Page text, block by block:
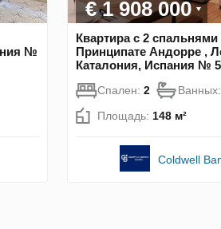
№
€ 1 908 000
Квартира с 2 спальнями
Принципате Андорре ,
Каталония, Испания №
Спален: 2 Ванных:
Площадь: 148 м²
Coldwell